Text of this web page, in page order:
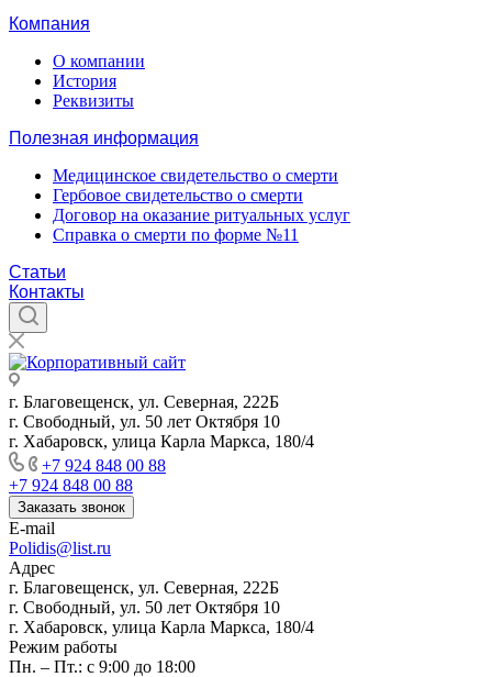
Компания
О компании
История
Реквизиты
Полезная информация
Медицинское свидетельство о смерти
Гербовое свидетельство о смерти
Договор на оказание ритуальных услуг
Справка о смерти по форме №11
Статьи
Контакты
г. Благовещенск, ул. Северная, 222Б
г. Свободный, ул. 50 лет Октября 10
г. Хабаровск, улица Карла Маркса, 180/4
+7 924 848 00 88
+7 924 848 00 88
Заказать звонок
E-mail
Polidis@list.ru
Адрес
г. Благовещенск, ул. Северная, 222Б
г. Свободный, ул. 50 лет Октября 10
г. Хабаровск, улица Карла Маркса, 180/4
Режим работы
Пн. – Пт.: с 9:00 до 18:00